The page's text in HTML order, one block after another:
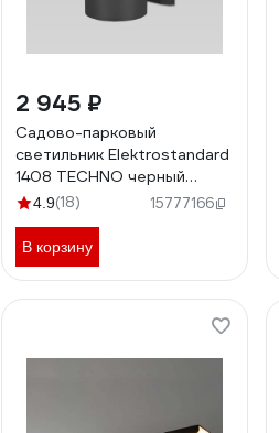
2 945 ₽
Садово-парковый
светильник Elektrostandard
1408 TECHNO черный
a032622
4.9(18) 15777166
В корзину